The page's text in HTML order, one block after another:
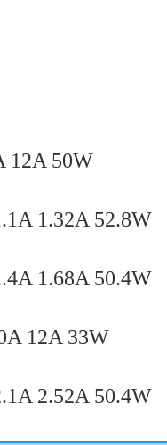
12A 50W
1.32A 52.8W
1.68A 50.4W
12A 33W
2.52A 50.4W